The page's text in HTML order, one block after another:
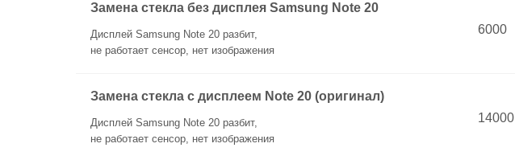
Замена стекла без дисплея Samsung Note 20
6000
Дисплей Samsung Note 20 разбит,
не работает сенсор, нет изображения
Замена стекла с дисплеем Note 20 (оригинал)
14000
Дисплей Samsung Note 20 разбит,
не работает сенсор, нет изображения